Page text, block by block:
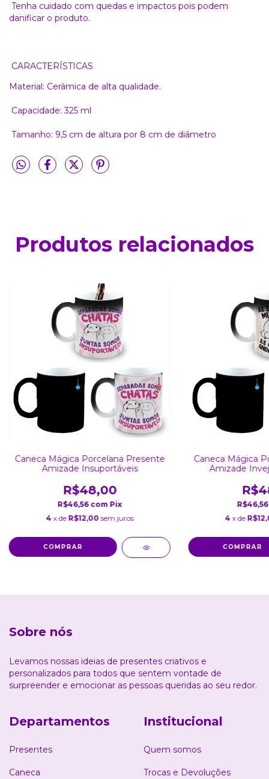
Tenha cuidado com quedas e impactos pois podem
danificar o produto.
CARACTERÍSTICAS
Material: Cerâmica de alta qualidade.
Capacidade: 325 ml
Tamanho: 9,5 cm de altura por 8 cm de diâmetro
Produtos relacionados
Caneca Mágica Porcelana Presente
Amizade Insuportáveis
R$48,00
R$46,56 com Pix
4 x de R$12,00 sem juros
Caneca Mágica
Amizade
4 x de
Sobre nós
Levamos nossas ideias de presentes criativos e
personalizados para todos que sentem vontade de
surpreender e emocionar as pessoas queridas ao seu redor.
Departamentos
Presentes
Caneca
Institucional
Quem somos
Trocas e Devoluções